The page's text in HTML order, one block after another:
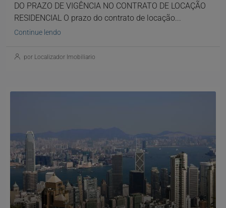
DO PRAZO DE VIGÊNCIA NO CONTRATO DE LOCAÇÃO
RESIDENCIAL O prazo do contrato de locação...
Continue lendo
por Localizador Imobiliario